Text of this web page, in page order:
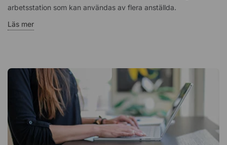
arbetsstation som kan användas av flera anställda.
Läs mer